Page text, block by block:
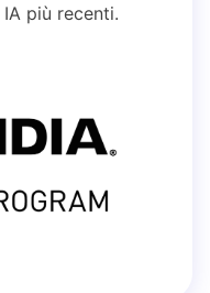
più recenti.